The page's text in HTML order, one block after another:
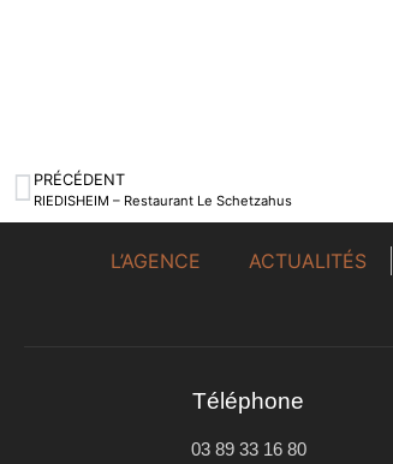
PRÉCÉDENT
RIEDISHEIM – Restaurant Le Schetzahus
L’AGENCE ACTUALITÉS
Téléphone
03 89 33 16 80